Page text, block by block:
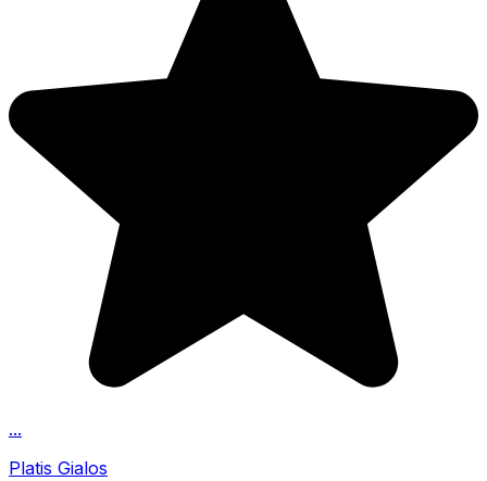
...
Platis Gialos